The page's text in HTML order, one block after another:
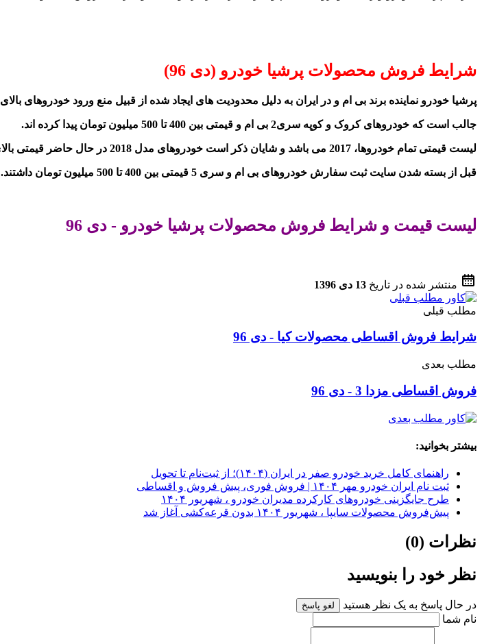
شرایط فروش محصولات پرشیا خودرو (دی 96)
پرشیا خودرو نماینده برند بی ام و در ایران به دلیل محدودیت های ایجاد شده از قبیل منع ورود خودروهای بالای 40 هزار دلار اکنون اصلی ترین محصول این شرکت بی ام و سری 2 می باشد.
جالب است که خودروهای کروک و کوپه سری2 بی ام و قیمتی بین 400 تا 500 میلیون تومان پیدا کرده اند.
لیست قیمتی تمام خودروها، 2017 می باشد و شایان ذکر است خودروهای مدل 2018 در حال حاضر قیمتی بالای 600 میلیون تومان دارند.
قبل از بسته شدن سایت ثبت سفارش خودروهای بی ام و سری 5 قیمتی بین 400 تا 500 میلیون تومان داشتند.
لیست قیمت و شرایط فروش محصولات پرشیا خودرو - دی 96
منتشر شده در تاریخ 13 دی 1396
مطلب قبلی
شرایط فروش اقساطی محصولات کیا - دی 96
مطلب بعدی
فروش اقساطی مزدا 3 - دی 96
بیشتر بخوانید:
راهنمای کامل خرید خودرو صفر در ایران (۱۴۰۴)؛ از ثبت‌نام تا تحویل
ثبت نام ایران خودرو مهر ۱۴۰۴ | فروش فوری، پیش فروش و اقساطی
طرح جایگزینی خودروهای کارکرده مدیران خودرو ، شهریور ۱۴۰۴
پیش‌فروش محصولات سایپا ، شهریور ۱۴۰۴ بدون قرعه‌کشی آغاز شد
نظرات (0)
نظر خود را بنویسید
در حال پاسخ به یک نظر هستید لغو پاسخ
نام شما